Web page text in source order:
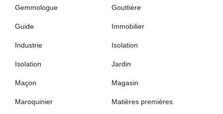
Gemmologue Gouttière
Guide Immobilier
Industrie Isolation
Isolation Jardin
Maçon Magasin
Maroquinier Matières premières